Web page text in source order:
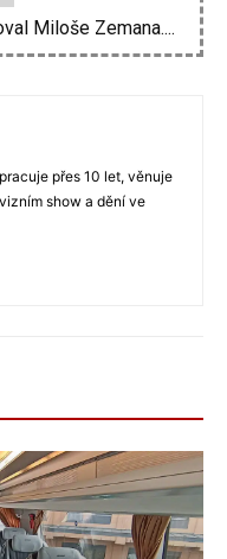
Miloše Zemana....
přes 10 let, věnuje
show a dění ve